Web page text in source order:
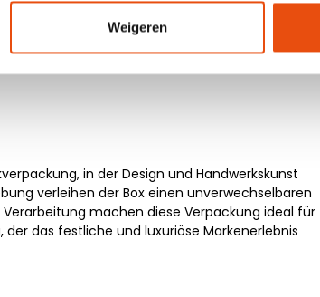
Weigeren
in der Design und Handwerkskunst
verleihen der Box einen unverwechselbaren
machen diese Verpackung ideal für
das festliche und luxuriöse Markenerlebnis